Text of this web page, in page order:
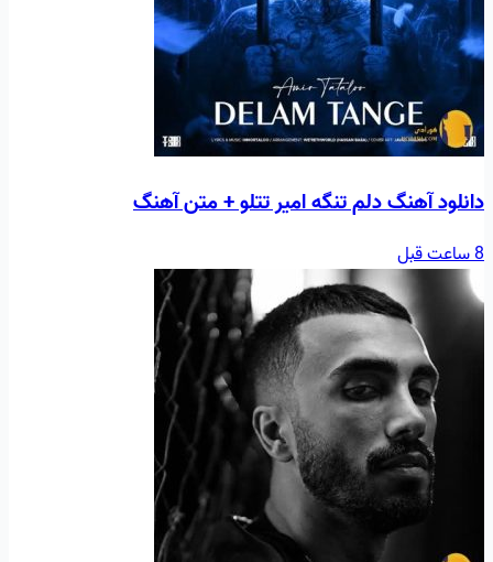
دانلود آهنگ دلم تنگه امیر تتلو + متن آهنگ
8 ساعت قبل